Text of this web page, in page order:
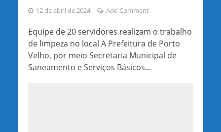
12 de abril de 2024 Add Comment
Equipe de 20 servidores realizam o trabalho
de limpeza no local A Prefeitura de Porto
Velho, por meio Secretaria Municipal de
Saneamento e Serviços Básicos...